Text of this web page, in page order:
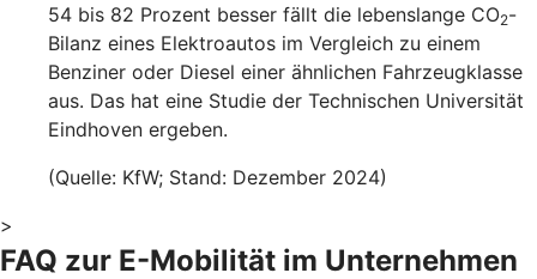
54 bis 82 Prozent besser fällt die lebenslange CO2-
Bilanz eines Elektroautos im Vergleich zu einem
Benziner oder Diesel einer ähnlichen Fahrzeugklasse
aus. Das hat eine Studie der Technischen Universität
Eindhoven ergeben.
(Quelle: KfW; Stand: Dezember 2024)
>
FAQ zur E-Mobilität im Unternehmen